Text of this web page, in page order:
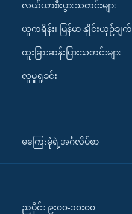
လယ်ယာစီးပွားသတင်းများ
ယူကရိန်း၊ မြန်မာ နှိုင်းယှဉ်ချက်
ထူးခြားဆန်းပြားသတင်းများ
လူမှုရှုခင်း
မကြေးမုံရဲ့အင်္ဂလိပ်စာ
ညပိုင်း ၉း၀၀-၁၀း၀၀